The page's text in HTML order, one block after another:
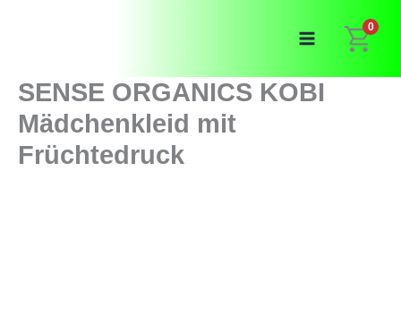
0
SENSE ORGANICS KOBI
Mädchenkleid mit
Früchtedruck